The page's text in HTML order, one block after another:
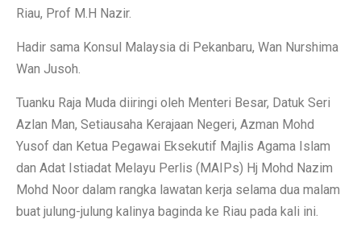
Riau, Prof M.H Nazir.
Hadir sama Konsul Malaysia di Pekanbaru, Wan Nurshima
Wan Jusoh.
Tuanku Raja Muda diiringi oleh Menteri Besar, Datuk Seri
Azlan Man, Setiausaha Kerajaan Negeri, Azman Mohd
Yusof dan Ketua Pegawai Eksekutif Majlis Agama Islam
dan Adat Istiadat Melayu Perlis (MAIPs) Hj Mohd Nazim
Mohd Noor dalam rangka lawatan kerja selama dua malam
buat julung-julung kalinya baginda ke Riau pada kali ini.